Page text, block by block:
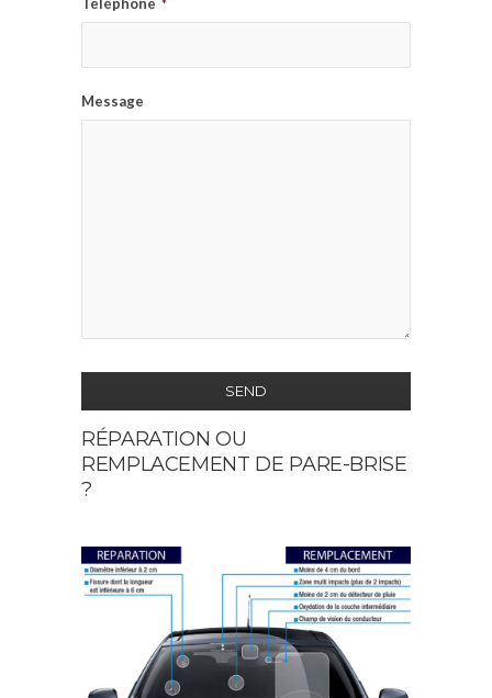
Téléphone *
Message
SEND
This
field
should
left
blank
RÉPARATION OU
REMPLACEMENT DE PARE-BRISE
?